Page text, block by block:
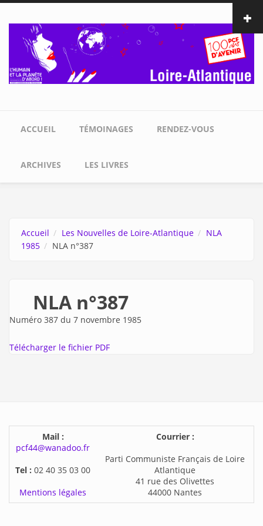
Aller au contenu principal
ACCUEIL TÉMOINAGES RENDEZ-VOUS
ARCHIVES LES LIVRES
Accueil Les Nouvelles de Loire-Atlantique
NLA
1985
NLA n°387
NLA n°387
Numéro 387 du 7 novembre 1985
Télécharger le fichier PDF
Mail :
pcf44@wanadoo.fr
Tel : 02 40 35 03 00
Mentions légales
Courrier :
Parti Communiste Français de Loire
Atlantique
41 rue des Olivettes
44000 Nantes